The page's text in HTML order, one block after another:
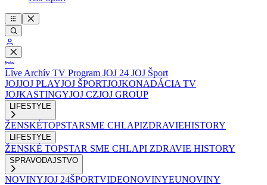
Live Archív TV Program JOJ 24 JOJ Šport
JOJJOJ PLAYJOJ ŠPORTJOJKONADÁCIA TV
JOJKASTINGYJOJ CZJOJ GROUP
LIFESTYLE
ŽENSKÉTOPSTARSME CHLAPIZDRAVIEHISTORY
LIFESTYLE
ŽENSKÉ TOPSTAR SME CHLAPI ZDRAVIE HISTORY
SPRAVODAJSTVO
NOVINYJOJ 24ŠPORTVIDEONOVINYEUNOVINY